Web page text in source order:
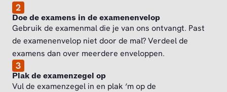
2
Doe de examens in de examenenvelop
Gebruik de examenmal die je van ons ontvangt. Past
de examenenvelop niet door de mal? Verdeel de
examens dan over meerdere enveloppen.
3
Plak de examenzegel op
Vul de examenzegel in en plak ‘m op de